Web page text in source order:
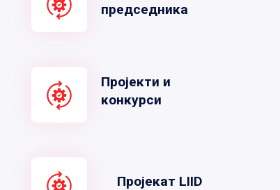
председника
Пројекти и
конкурси
Пројекат LIID